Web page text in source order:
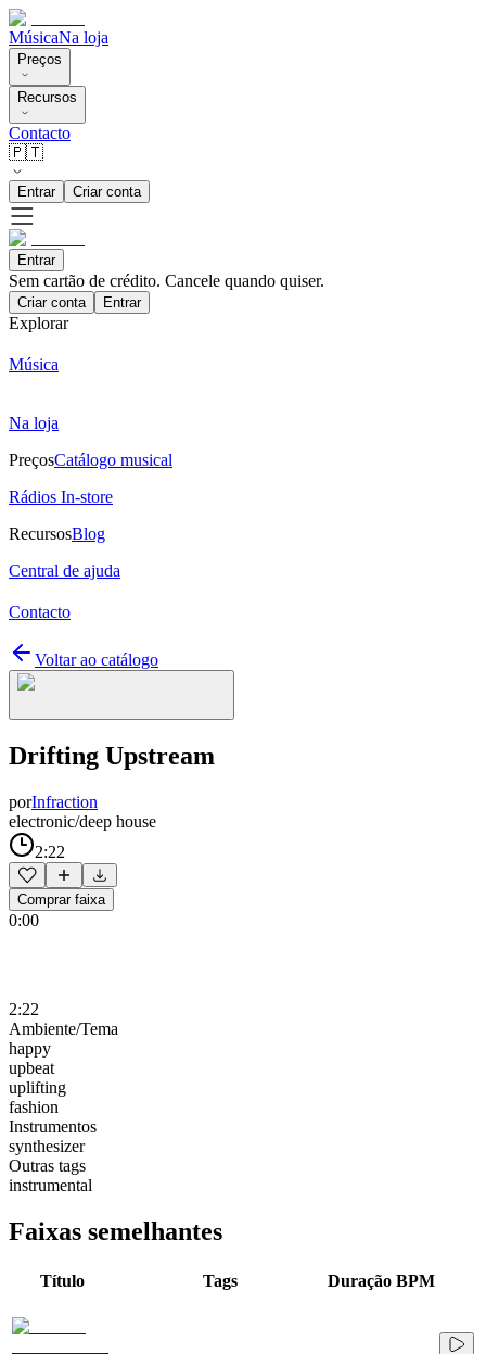
MúsicaNa loja
Preços
Recursos
Contacto
🇵🇹
Entrar Criar conta
Entrar
Sem cartão de crédito. Cancele quando quiser.
Criar conta Entrar
Explorar
Música
Na loja
PreçosCatálogo musical
Rádios In-store
RecursosBlog
Central de ajuda
Contacto
Voltar ao catálogo
Drifting Upstream
porInfraction
electronic/deep house
2:22
Comprar faixa
0:00
2:22
Ambiente/Tema
happy
upbeat
uplifting
fashion
Instrumentos
synthesizer
Outras tags
instrumental
Faixas semelhantes
Título Tags Duração BPM